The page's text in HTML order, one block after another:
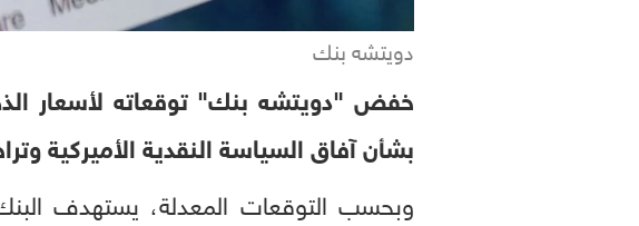
دويتشه بنك
بشأن آفاق السياسة النقدية الأميركية